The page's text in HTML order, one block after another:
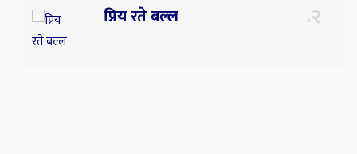
प्रिय रते बल्ल २